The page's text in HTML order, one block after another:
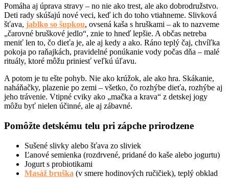
Pomáha aj úprava stravy – no nie ako trest, ale ako dobrodružstvo.
Deti rady skúšajú nové veci, keď ich do toho vtiahneme. Slivková
šťava, jablko so šupkou, ovsená kaša s hruškami – ak to nazveme
„čarovné bruškové jedlo“, znie to hneď lepšie. A občas netreba
meniť len to, čo dieťa je, ale aj kedy a ako. Ráno teplý čaj, chvíľka
pokoja po raňajkách, pravidelné ponúkanie vody počas dňa – malé
rituály, ktoré môžu priniesť veľkú úľavu.
A potom je tu ešte pohyb. Nie ako krúžok, ale ako hra. Skákanie,
naháňačky, plazenie po zemi – všetko, čo rozhýbe dieťa, rozhýbe aj
jeho trávenie. Vtipné cviky ako „mačka a krava“ z detskej jogy
môžu byť nielen účinné, ale aj zábavné.
Pomôžte detskému telu pri zápche prirodzene
Sušené slivky alebo šťava zo sliviek
Ľanové semienka (rozdrvené, pridané do kaše alebo jogurtu)
Jogurt s probiotikami
Masáž bruška (v smere hodinových ručičiek), teplý obklad